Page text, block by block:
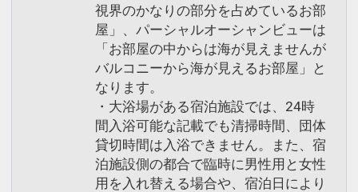
視界のかなりの部分を占めているお部
屋」、パーシャルオーシャンビューは
「お部屋の中からは海が見えませんが
バルコニーから海が見えるお部屋」と
なります。
・大浴場がある宿泊施設では、24時
間入浴可能な記載でも清掃時間、団体
貸切時間は入浴できません。また、宿
泊施設側の都合で臨時に男性用と女性
用を入れ替える場合や、宿泊日により